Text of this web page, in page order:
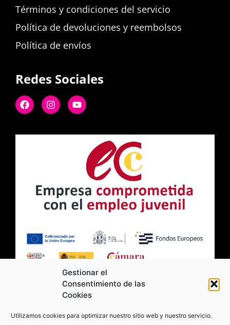
Gestionar el
Consentimiento de las
Cookies
Utilizamos cookies para optimizar nuestro sitio web y nuestro servicio.
Términos y condiciones del servicio
Política de devoluciones y reembolsos
Política de envíos
Redes Sociales
2026 Moviltick technologies. Todos los